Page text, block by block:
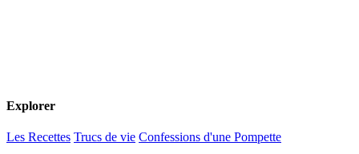
Explorer
Les Recettes Trucs de vie Confessions d'une Pompette